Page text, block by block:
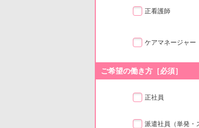
正看護師
ケアマネージャー
ご希望の働き方［必須］
正社員
派遣社員 （単発・